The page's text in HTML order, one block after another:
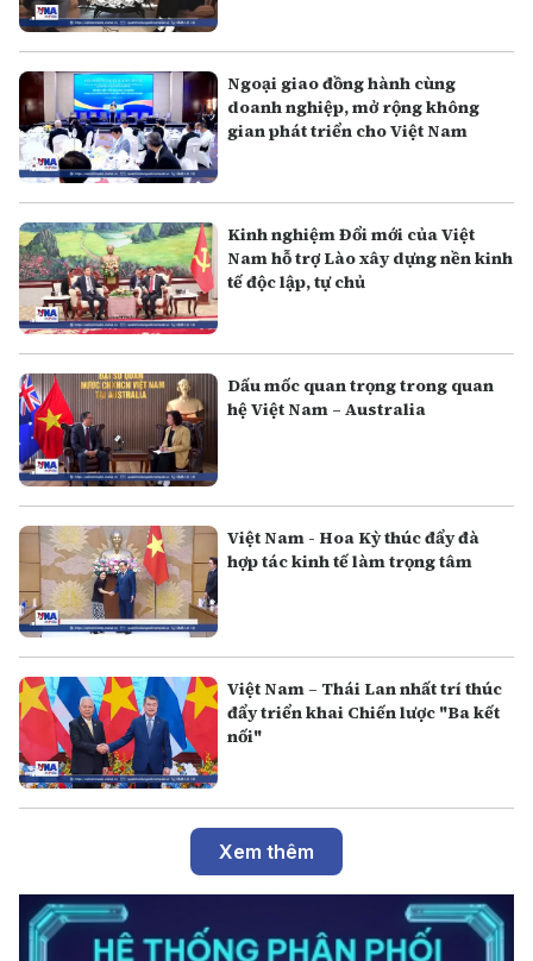
Ngoại giao đồng hành cùng
doanh nghiệp, mở rộng không
gian phát triển cho Việt Nam
Kinh nghiệm Đổi mới của Việt
Nam hỗ trợ Lào xây dựng nền kinh
tế độc lập, tự chủ
Dấu mốc quan trọng trong quan
hệ Việt Nam – Australia
Việt Nam - Hoa Kỳ thúc đẩy đà
hợp tác kinh tế làm trọng tâm
Việt Nam – Thái Lan nhất trí thúc
đẩy triển khai Chiến lược "Ba kết
nối"
Xem thêm